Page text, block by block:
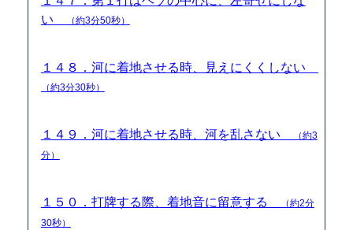
い
（約3分50秒）
１４８．河に着地させる時、見えにくくしない
（約3分30秒）
１４９．河に着地させる時、河を乱さない
（約3
分）
１５０．打牌する際、着地音に留意する
（約2分
30秒）